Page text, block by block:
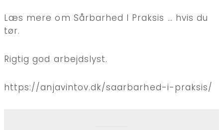
Læs mere om Sårbarhed I Praksis … hvis du
tør.
Rigtig god arbejdslyst.
https://anjavintov.dk/saarbarhed-i-praksis/